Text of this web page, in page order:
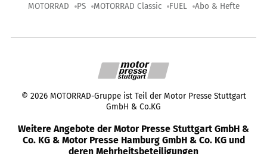
MOTORRAD PS MOTORRAD Classic FUEL Abo & Hefte
© 2026 MOTORRAD-Gruppe ist Teil der Motor Presse Stuttgart
GmbH & Co.KG
Weitere Angebote der Motor Presse Stuttgart GmbH &
Co. KG & Motor Presse Hamburg GmbH & Co. KG und
deren Mehrheitsbeteiligungen